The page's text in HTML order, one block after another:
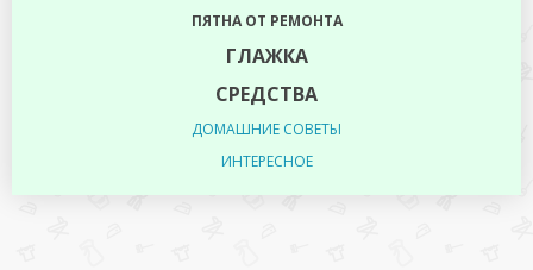
ПЯТНА ОТ РЕМОНТА
ГЛАЖКА
СРЕДСТВА
ДОМАШНИЕ СОВЕТЫ
ИНТЕРЕСНОЕ